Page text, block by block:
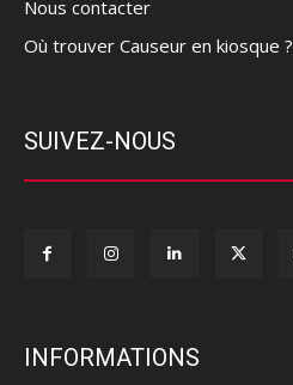
Nous contacter
Où trouver Causeur en kiosque ?
SUIVEZ-NOUS
INFORMATIONS